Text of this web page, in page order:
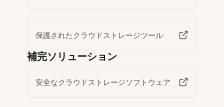
保護されたクラウドストレージツール
補完ソリューション
安全なクラウドストレージソフトウェア